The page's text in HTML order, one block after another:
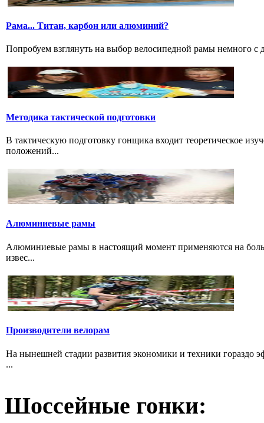
Рама... Титан, карбон или алюминий?
Попробуем взглянуть на выбор велосипедной рамы немного с
Методика тактической подготовки
В тактическую подготовку гонщика входит теоретическое
положений...
Алюминиевые рамы
Алюминиевые рамы в настоящий момент применяются на
извес...
Производители велорам
На нынешней стадии развития экономики и техники гораздо
...
Шоссейные гонки: